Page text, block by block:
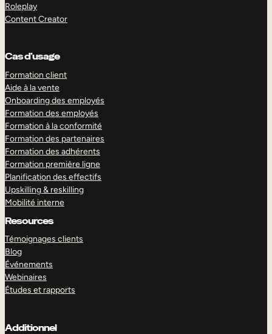
Roleplay
Content Creator
Cas d’usage
Formation client
Aide à la vente
Onboarding des employés
Formation des employés
Formation à la conformité
Formation des partenaires
Formation des adhérents
Formation première ligne
Planification des effectifs
Upskilling & reskilling
Mobilité interne
Resources
Témoignages clients
Blog
Événements
Webinaires
Études et rapports
Additionnel